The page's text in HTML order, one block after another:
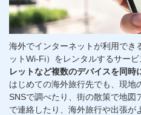
海外でインターネットが利用でき
ットWi-Fi）をレンタルするサービ
レットなど複数のデバイスを同時
はじめての海外旅行先でも、現地
SNSで調べたり、街の散策で地図
で連絡したり、海外旅行や出張が